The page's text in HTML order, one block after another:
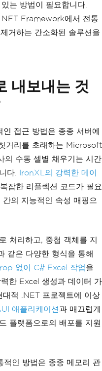
는 방법이 필요합니다.
Framework에서 전통
거하는 간소화된 솔루션을
내보내는 것
접근 방법은 종종 서버에
거리를 초래하는 Microsoft
수동 셀별 채우기는 시간
다. IronXL의 강력한 데이
잡한 리플렉션 코드가 필요
의 지능적인 속성 매핑으
처리하고, 중첩 객체를 지
같은 다양한 형식을 통해
없이 C# Excel 작업을
한 Excel 생성과 데이터 가
적 .NET 프로젝트에 이상
애플리케이션과 매끄럽게
플랫폼으로의 배포를 지원
적인 방법은 종종 메모리 관